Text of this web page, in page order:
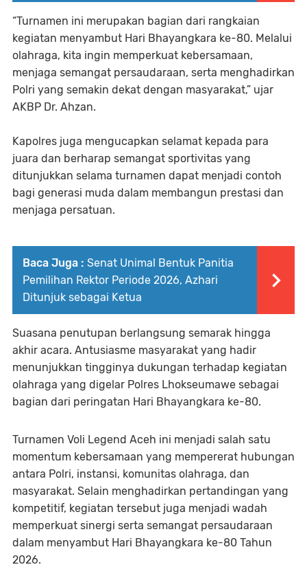
“Turnamen ini merupakan bagian dari rangkaian
kegiatan menyambut Hari Bhayangkara ke-80. Melalui
olahraga, kita ingin memperkuat kebersamaan,
menjaga semangat persaudaraan, serta menghadirkan
Polri yang semakin dekat dengan masyarakat,” ujar
AKBP Dr. Ahzan.
Kapolres juga mengucapkan selamat kepada para
juara dan berharap semangat sportivitas yang
ditunjukkan selama turnamen dapat menjadi contoh
bagi generasi muda dalam membangun prestasi dan
menjaga persatuan.
Baca Juga : Senat Unimal Bentuk Panitia
Pemilihan Rektor Periode 2026, Azhari
Ditunjuk sebagai Ketua
Suasana penutupan berlangsung semarak hingga
akhir acara. Antusiasme masyarakat yang hadir
menunjukkan tingginya dukungan terhadap kegiatan
olahraga yang digelar Polres Lhokseumawe sebagai
bagian dari peringatan Hari Bhayangkara ke-80.
Turnamen Voli Legend Aceh ini menjadi salah satu
momentum kebersamaan yang mempererat hubungan
antara Polri, instansi, komunitas olahraga, dan
masyarakat. Selain menghadirkan pertandingan yang
kompetitif, kegiatan tersebut juga menjadi wadah
memperkuat sinergi serta semangat persaudaraan
dalam menyambut Hari Bhayangkara ke-80 Tahun
2026.